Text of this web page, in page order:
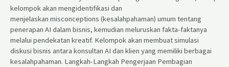
kelompok akan mengidentifikasi dan
menjelaskan misconceptions (kesalahpahaman) umum tentang
penerapan AI dalam bisnis, kemudian meluruskan fakta-faktanya
melalui pendekatan kreatif. Kelompok akan membuat simulasi
diskusi bisnis antara konsultan AI dan klien yang memiliki berbagai
kesalahpahaman. Langkah-Langkah Pengerjaan Pembagian